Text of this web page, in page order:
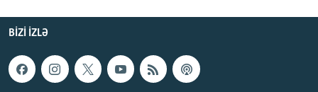
BIZI IZLƏ